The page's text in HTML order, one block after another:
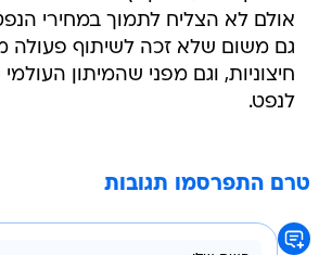
אולם לא הצליח לתמוך במחירי
גם משום שלא זכה לשיתוף פעולה
חיצוניות, וגם מפני שהמיתון
לנפט.
טרם התפרסמו תגובות